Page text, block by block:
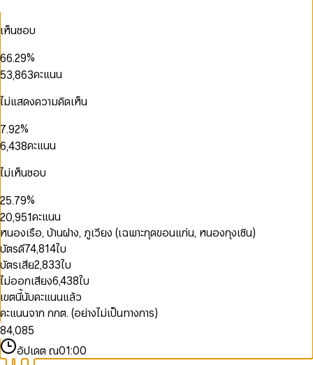
เห็นชอบ
2
4
6
7
8
9
4
6
7
8
9
.
0
2
3
4
5
6
7
8
9
7
9%
0
2
4
5
7
9
0
2
3
5
7
8
9
,
5
7
8
3
5
6
8
0
1
2
3
5
7
9
คะแนน
ไม่แสดงความคิดเห็น
1
2
3
5
7
8
9
.
1
3
4
5
7
9
0
2
3
4
5
6
7
8
9
%
0
1
2
3
5
6
8
,
0
1
3
4
6
8
9
0
2
3
5
7
8
9
1
2
3
4
5
6
7
8คะแนน
ไม่เห็นชอบ
0
2
3
4
5
6
7
8
9
0
1
3
5
6
7
8
9
.
1
2
3
5
7
8
9
1
3
4
5
7
9%
1
2
3
4
5
6
7
8
9
0
1
2
3
4
5
6
7
8
9
,
0
2
3
4
5
6
8
9
0
2
4
5
6
7
8
9
0
1
2
3
4
5
6
7
8
9
คะแนน
หนองเรือ, บ้านฝาง, ภูเวียง (เฉพาะกุดขอนแก่น, หนองกุงเซิน)
บัตรดี74,814ใบ
บัตรเสีย2,833ใบ
ไม่ออกเสียง6,438ใบ
เขตนี้นับคะแนนแล้ว
คะแนนจาก กกต. (อย่างไม่เป็นทางการ)
0
1
2
3
4
5
6
7
8
9
0
1
2
3
4
5
6
,0
1
2
0
1
2
3
4
5
6
7
8
9
0
1
2
3
4
5
6
7
อัปเดต ณ01:00